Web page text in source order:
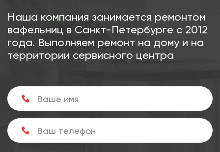
Наша компания занимается ремонтом
вафельниц в Санкт-Петербурге с 2012
года. Выполняем ремонт на дому и на
территории сервисного центра